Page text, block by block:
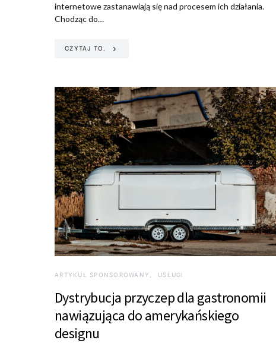
internetowe zastanawiają się nad procesem ich działania.
Chodząc do…
CZYTAJ TO.
ARTYKUŁ SPONSOROWANY USŁUGI
Dystrybucja przyczep dla gastronomii
nawiązująca do amerykańskiego
designu